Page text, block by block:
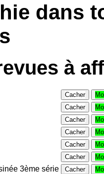
dans
à
Cacher
Cacher
Cacher
Cacher
Cacher
Cacher
3ème série Cacher